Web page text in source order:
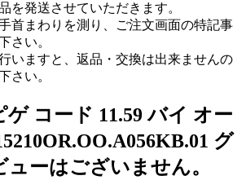
を発送させていただきます。
首まわりを測り、ご注文画面の特記事
さい。
いますと、返品・交換は出来ませんの
さい。
コード 11.59 バイ オー
グ
ューはございません。